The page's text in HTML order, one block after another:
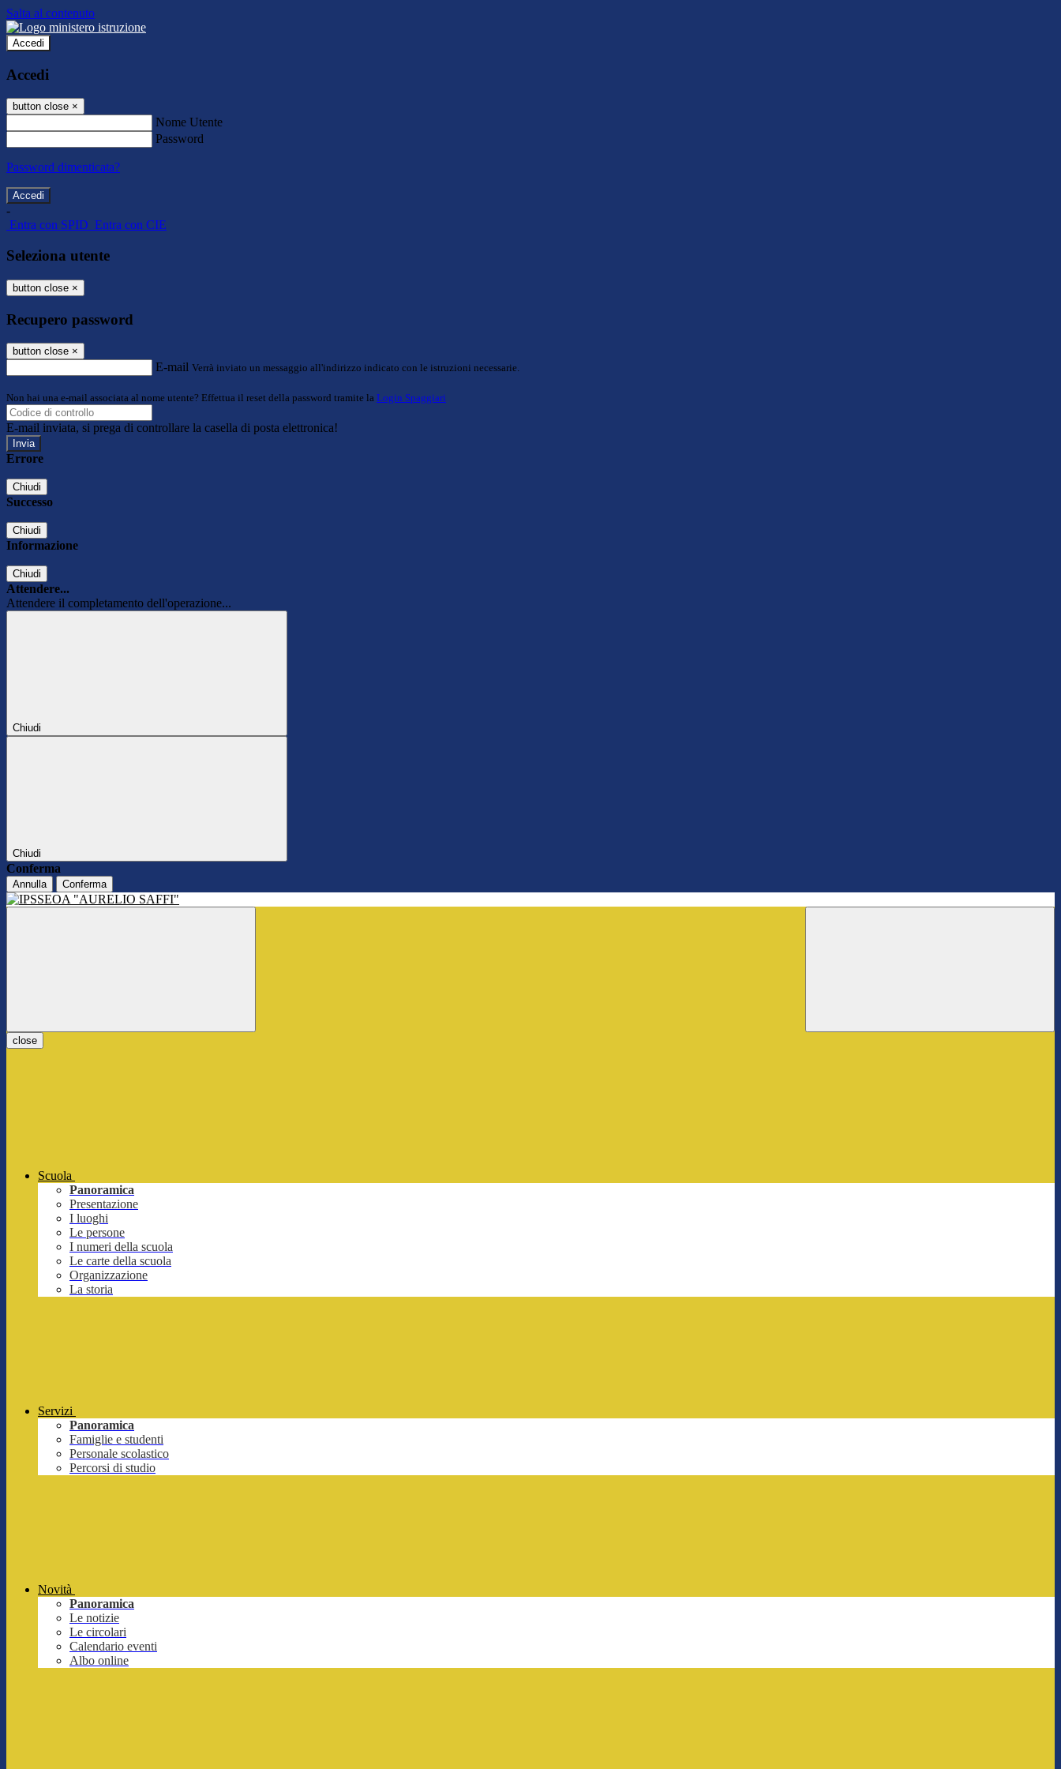
Salta al contenuto
Accedi
Accedi
button close ×
Nome Utente
Password
Password dimenticata?
-
Entra con SPID Entra con CIE
Seleziona utente
button close ×
Recupero password
button close ×
E-mail Verrà inviato un messaggio all'indirizzo indicato con le istruzioni necessarie.
Non hai una e-mail associata al nome utente? Effettua il reset della password tramite la Login Spaggiari
E-mail inviata, si prega di controllare la casella di posta elettronica!
Errore
Chiudi
Successo
Chiudi
Informazione
Chiudi
Attendere...
Attendere il completamento dell'operazione...
Chiudi
Chiudi
Conferma
Annulla Conferma
close
Scuola
Panoramica
Presentazione
I luoghi
Le persone
I numeri della scuola
Le carte della scuola
Organizzazione
La storia
Servizi
Panoramica
Famiglie e studenti
Personale scolastico
Percorsi di studio
Novità
Panoramica
Le notizie
Le circolari
Calendario eventi
Albo online